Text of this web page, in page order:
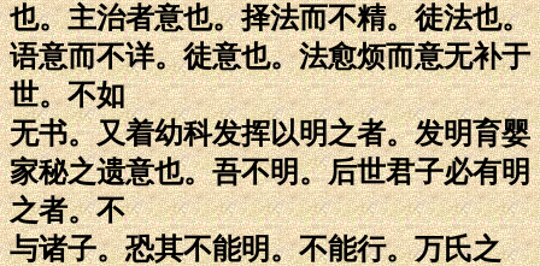
也。主治者意也。择法而不精。徒法也。
语意而不详。徒意也。法愈烦而意无补于
世。不如
无书。又着幼科发挥以明之者。发明育婴
家秘之遗意也。吾不明。后世君子必有明
之者。不
与诸子。恐其不能明。不能行。万氏之